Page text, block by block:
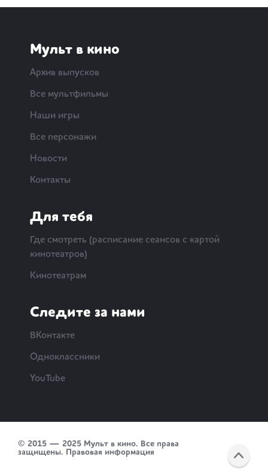
Мульт в кино
Архив выпусков
Все мультфильмы
Наши игры
Все персонажи
Новости
Контакты
Для тебя
Где смотреть (расписание сеансов с картой
кинотеатров)
Кинотеатрам
Следите за нами
ВКонтакте
Одноклассники
YouTube
© 2015 — 2025 Мульт в кино. Все права
защищены. Правовая информация